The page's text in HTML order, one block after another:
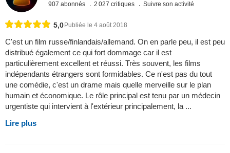
907 abonnés 2 027 critiques Suivre son activité
5,0Publiée le 4 août 2018
C'est un film russe/finlandais/allemand. On en parle peu, il est peu
distribué également ce qui fort dommage car il est
particulièrement excellent et réussi. Très souvent, les films
indépendants étrangers sont formidables. Ce n'est pas du tout
une comédie, c'est un drame mais quelle merveille sur le plan
humain et économique. Le rôle principal est tenu par un médecin
urgentiste qui intervient à l'extérieur principalement, la ...
Lire plus